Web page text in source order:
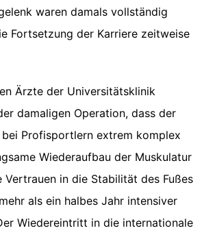
waren damals vollständig
Fortsetzung der Karriere zeitweise
Ärzte der Universitätsklinik
damaligen Operation, dass der
Profisportlern extrem komplex
Wiederaufbau der Muskulatur
Vertrauen in die Stabilität des Fußes
als ein halbes Jahr intensiver
Wiedereintritt in die internationale